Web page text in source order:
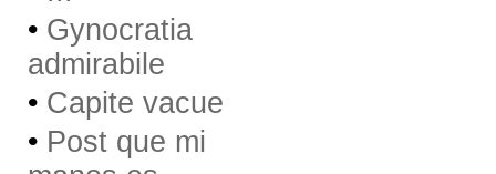
• Gynocratia
admirabile
• Capite vacue
• Post que mi